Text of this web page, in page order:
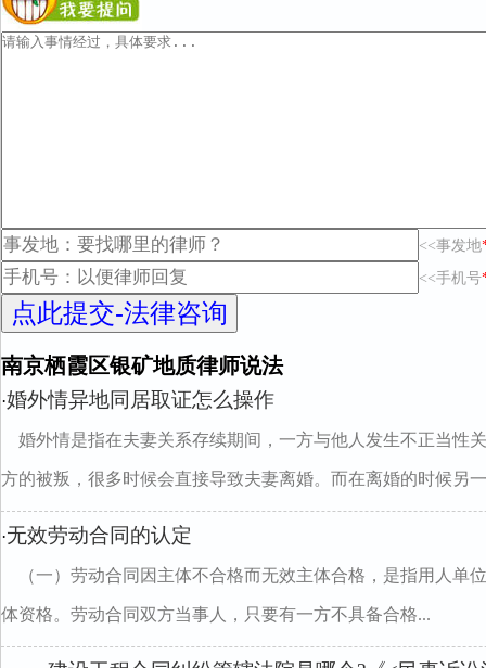
<<事发地
<<手机号
南京栖霞区银矿地质律师说法
·婚外情异地同居取证怎么操作
婚外情是指在夫妻关系存续期间，一方与他人发生不正当性
方的被叛，很多时候会直接导致夫妻离婚。而在离婚的时候另
·无效劳动合同的认定
（一）劳动合同因主体不合格而无效主体合格，是指用人单
体资格。劳动合同双方当事人，只要有一方不具备合格...